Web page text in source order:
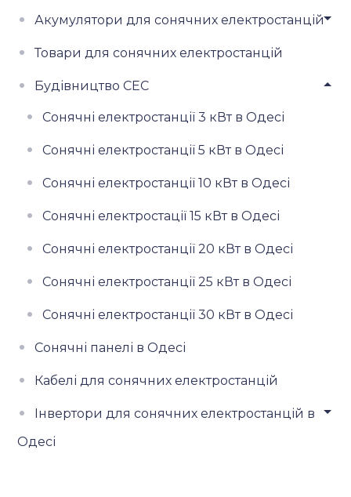
Акумулятори для сонячних електростанцій
Товари для сонячних електростанцій
Будівництво СЕС
Сонячні електростанції 3 кВт в Одесі
Сонячні електростанції 5 кВт в Одесі
Сонячні електростанції 10 кВт в Одесі
Сонячні електростації 15 кВт в Одесі
Сонячні електростанції 20 кВт в Одесі
Сонячні електростанції 25 кВт в Одесі
Сонячні електростанції 30 кВт в Одесі
Сонячні панелі в Одесі
Кабелі для сонячних електростанцій
Інвертори для сонячних електростанцій в
Одесі